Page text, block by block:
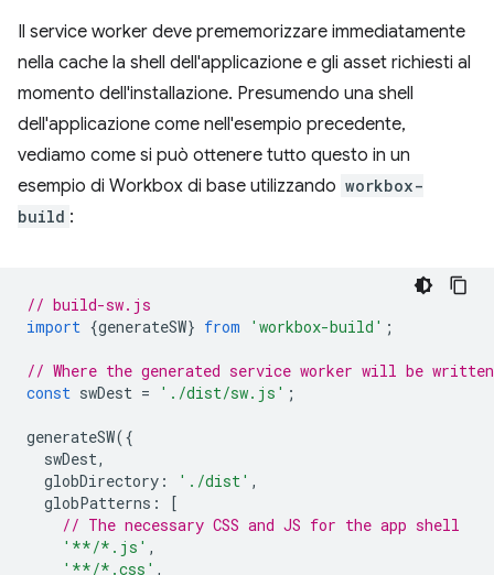
Il service worker deve prememorizzare immediatamente
nella cache la shell dell'applicazione e gli asset richiesti al
momento dell'installazione. Presumendo una shell
dell'applicazione come nell'esempio precedente,
vediamo come si può ottenere tutto questo in un
esempio di Workbox di base utilizzando workbox-
build :
// build-sw.js
import {generateSW} from 'workbox-build' ;
// Where the generated service worker will be
const swDest = './dist/sw.js' ;
generateSW({
swDest,
globDirectory : './dist' ,
globPatterns :
[
// The necessary CSS and JS for the app shell
'**/*.js' ,
'**/*.css' ,